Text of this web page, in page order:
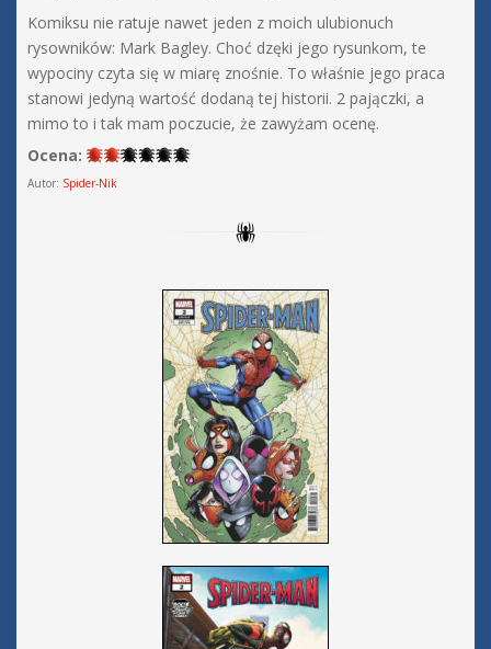
Komiksu nie ratuje nawet jeden z moich ulubionuch
rysowników: Mark Bagley. Choć dzęki jego rysunkom, te
wypociny czyta się w miarę znośnie. To właśnie jego praca
stanowi jedyną wartość dodaną tej historii. 2 pajączki, a
mimo to i tak mam poczucie, że zawyżam ocenę.
Ocena:
Autor: Spider-Nik